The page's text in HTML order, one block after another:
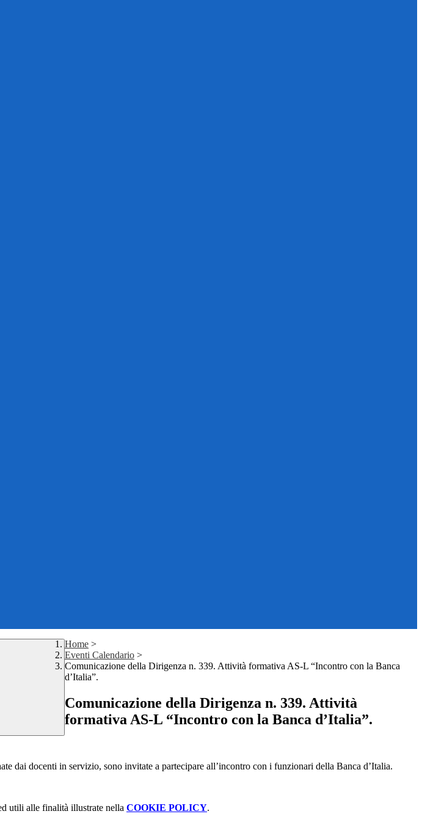
Home >
Eventi Calendario >
Comunicazione della Dirigenza n. 339. Attività formativa AS-L “Incontro con la Banca
d’Italia”.
Comunicazione della Dirigenza n. 339. Attività
formativa AS-L “Incontro con la Banca d’Italia”.
dai docenti in servizio, sono invitate a partecipare all’incontro con i funzionari della Banca d’Italia.
utili alle finalità illustrate nella COOKIE POLICY.